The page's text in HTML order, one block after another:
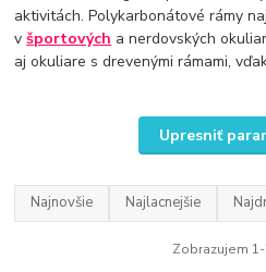
aktivitách. Polykarbonátové rámy
všportových a nerdovských
aj okuliare s drevenými rámami,
Upresniť
Najnovšie Najlacnejšie
Zobrazujem 1-